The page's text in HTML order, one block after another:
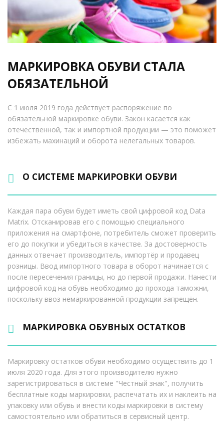
МАРКИРОВКА ОБУВИ СТАЛА
ОБЯЗАТЕЛЬНОЙ
С 1 июля 2019 года действует распоряжение по
обязательной маркировке обуви. Закон касается как
отечественной, так и импортной продукции — это поможет
избежать махинаций и оборота нелегальных товаров.
О СИСТЕМЕ МАРКИРОВКИ ОБУВИ
Каждая пара обуви будет иметь свой цифровой код Data
Matrix. Отсканировав его с помощью специального
приложения на смартфоне, потребитель сможет проверить
его до покупки и убедиться в качестве. За достоверность
данных отвечает производитель, импортёр и продавец
розницы. Ввод импортного товара в оборот начинается с
после пересечения границы, но до первой продажи. Нанести
цифровой код на обувь необходимо до прохода таможни,
поскольку ввоз немаркированной продукции запрещён.
МАРКИРОВКА ОБУВНЫХ ОСТАТКОВ
Маркировку остатков обуви необходимо осуществить до 1
июля 2020 года. Для этого производителю нужно
зарегистрироваться в системе "Честный знак", получить
бесплатные коды маркировки, распечатать их и наклеить на
упаковку или обувь и внести коды маркировки в систему
самостоятельно или обратиться в сервисный центр.